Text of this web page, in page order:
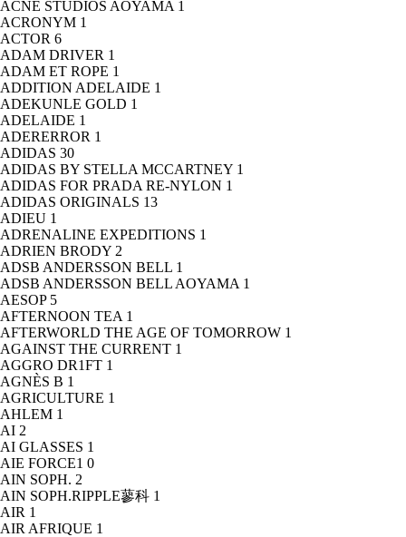
ACNE STUDIOS AOYAMA 1
ACRONYM 1
ACTOR 6
ADAM DRIVER 1
ADAM ET ROPE 1
ADDITION ADELAIDE 1
ADEKUNLE GOLD 1
ADELAIDE 1
ADERERROR 1
ADIDAS 30
ADIDAS BY STELLA MCCARTNEY 1
ADIDAS FOR PRADA RE-NYLON 1
ADIDAS ORIGINALS 13
ADIEU 1
ADRENALINE EXPEDITIONS 1
ADRIEN BRODY 2
ADSB ANDERSSON BELL 1
ADSB ANDERSSON BELL AOYAMA 1
AESOP 5
AFTERNOON TEA 1
AFTERWORLD THE AGE OF TOMORROW 1
AGAINST THE CURRENT 1
AGGRO DR1FT 1
AGNÈS B 1
AGRICULTURE 1
AHLEM 1
AI 2
AI GLASSES 1
AIE FORCE1 0
AIN SOPH. 2
AIN SOPH.RIPPLE蓼科 1
AIR 1
AIR AFRIQUE 1